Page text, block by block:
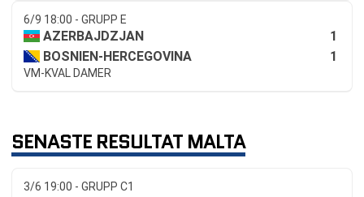
6/9 18:00 - GRUPP E
AZERBAJDZJAN
1
BOSNIEN-HERCEGOVINA
1
VM-KVAL DAMER
SENASTE RESULTAT MALTA
3/6 19:00 - GRUPP C1